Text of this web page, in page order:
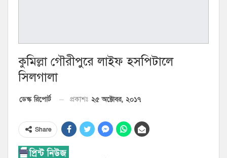
কুমিল্লা গৌরীপুরে লাইফ হসপিটালে
সিলগালা
ডেস্ক রিপোর্ট প্রকাশঃ ২৫ অক্টোবর, ২০১৭
Share